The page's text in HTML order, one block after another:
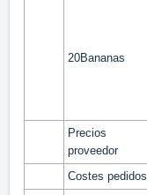
20Bananas
Precios
proveedor
Costes pedidos